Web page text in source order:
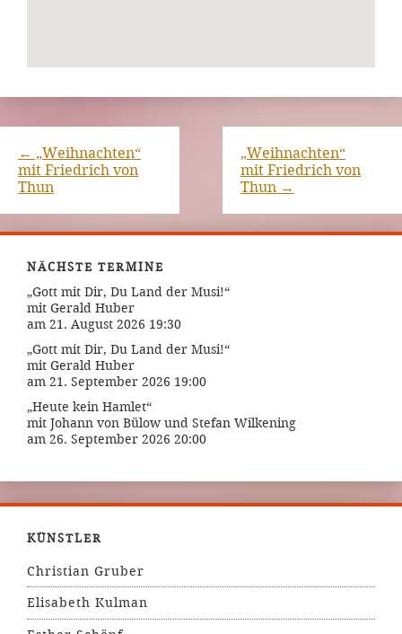
← „Weihnachten“
mit Friedrich von
Thun
„Weihnachten“
mit Friedrich von
Thun →
NÄCHSTE TERMINE
„Gott mit Dir, Du Land der Musi!“
mit Gerald Huber
am 21. August 2026 19:30
„Gott mit Dir, Du Land der Musi!“
mit Gerald Huber
am 21. September 2026 19:00
„Heute kein Hamlet“
mit Johann von Bülow und Stefan Wilkening
am 26. September 2026 20:00
KÜNSTLER
Christian Gruber
Elisabeth Kulman